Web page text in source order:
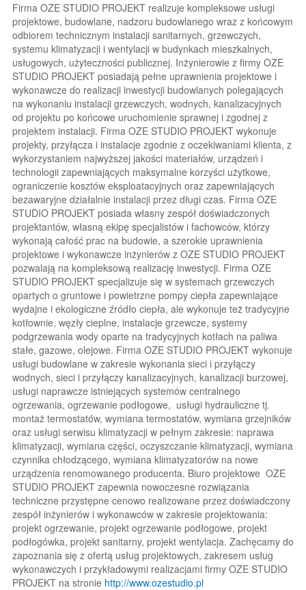
Firma OZE STUDIO PROJEKT realizuje kompleksowe usługi
projektowe, budowlane, nadzoru budowlanego wraz z końcowym
odbiorem technicznym instalacji sanitarnych, grzewczych,
systemu klimatyzacji i wentylacji w budynkach mieszkalnych,
usługowych, użyteczności publicznej. Inżynierowie z firmy OZE
STUDIO PROJEKT posiadają pełne uprawnienia projektowe i
wykonawcze do realizacji inwestycji budowlanych polegających
na wykonaniu instalacji grzewczych, wodnych, kanalizacyjnych
od projektu po końcowe uruchomienie sprawnej i zgodnej z
projektem instalacji. Firma OZE STUDIO PROJEKT wykonuje
projekty, przyłącza i instalacje zgodnie z oczekiwaniami klienta, z
wykorzystaniem najwyższej jakości materiałów, urządzeń i
technologii zapewniających maksymalne korzyści użytkowe,
ograniczenie kosztów eksploatacyjnych oraz zapewniających
bezawaryjne działalnie instalacji przez długi czas. Firma OZE
STUDIO PROJEKT posiada własny zespół doświadczonych
projektantów, własną ekipę specjalistów i fachowców, którzy
wykonają całość prac na budowie, a szerokie uprawnienia
projektowe i wykonawcze inżynierów z OZE STUDIO PROJEKT
pozwalają na kompleksową realizację inwestycji. Firma OZE
STUDIO PROJEKT specjalizuje się w systemach grzewczych
opartych o gruntowe i powietrzne pompy ciepła zapewniające
wydajne i ekologiczne źródło ciepła, ale wykonuje też tradycyjne
kotłownie, węzły cieplne, instalacje grzewcze, systemy
podgrzewania wody oparte na tradycyjnych kotłach na paliwa
stałe, gazowe, olejowe. Firma OZE STUDIO PROJEKT wykonuje
usługi budowlane w zakresie wykonania sieci i przyłączy
wodnych, sieci i przyłączy kanalizacyjnych, kanalizacji burzowej,
usługi naprawcze istniejących systemów centralnego
ogrzewania, ogrzewanie podłogowe, usługi hydrauliczne tj.
montaż termostatów, wymiana termostatów, wymiana grzejników
oraz usługi serwisu klimatyzacji w pełnym zakresie: naprawa
klimatyzacji, wymiana części, oczyszczanie klimatyzacji, wymiana
czynnika chłodzącego, wymiana klimatyzatorów na nowe
urządzenia renomowanego producenta. Biuro projektowe OZE
STUDIO PROJEKT zapewnia nowoczesne rozwiązania
techniczne przystępne cenowo realizowane przez doświadczony
zespół inżynierów i wykonawców w zakresie projektowania:
projekt ogrzewanie, projekt ogrzewanie podłogowe, projekt
podłogówka, projekt sanitarny, projekt wentylacja. Zachęcamy do
zapoznania się z ofertą usług projektowych, zakresem usług
wykonawczych i przykładowymi realizacjami firmy OZE STUDIO
PROJEKT na stronie http://www.ozestudio.pl